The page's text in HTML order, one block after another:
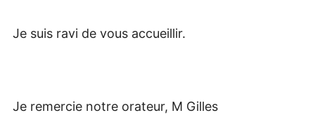
Je suis ravi de vous accueillir.
Je remercie notre orateur, M Gilles